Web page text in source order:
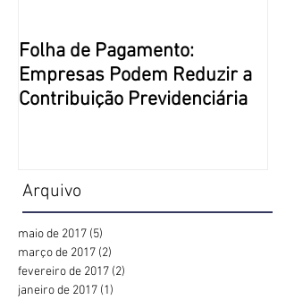
Arquivo
Folha de Pagamento:
Empresas Podem Reduzir a
Contribuição Previdenciária
maio de 2017 (5)
março de 2017 (2)
fevereiro de 2017 (2)
janeiro de 2017 (1)